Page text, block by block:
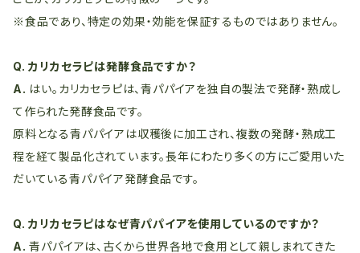
※食品であり、特定の効果・効能を保証するものではありません。
Q. カリカセラピは発酵食品ですか？
A. はい。カリカセラピは、青パパイアを独自の製法で発酵・熟成し
て作られた発酵食品です。
原料となる青パパイアは収穫後に加工され、複数の発酵・熟成工
程を経て製品化されています。長年にわたり多くの方にご愛用いた
だいている青パパイア発酵食品です。
Q. カリカセラピはなぜ青パパイアを使用しているのですか？
A.青パパイアは、古くから世界各地で食用として親しまれてきた